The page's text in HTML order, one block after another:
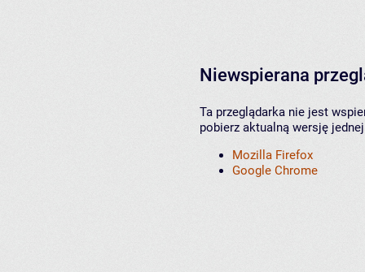
Niewspierana
Ta przeglądarka nie jest
pobierz aktualną wersję
Mozilla Firefox
Google Chrome